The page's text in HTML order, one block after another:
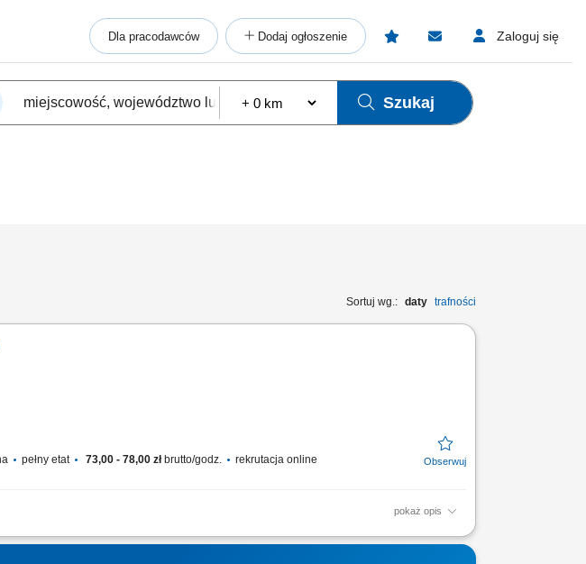
Dla pracodawców Dodaj ogłoszenie Zaloguj się
Szukaj
Sortuj wg.: daty trafności
pełny etat 73,00 - 78,00 złbrutto/godz. rekrutacja online
pokaż opis
Prowadzenie rejestru wykorzystanych komponentów oraz czynnika